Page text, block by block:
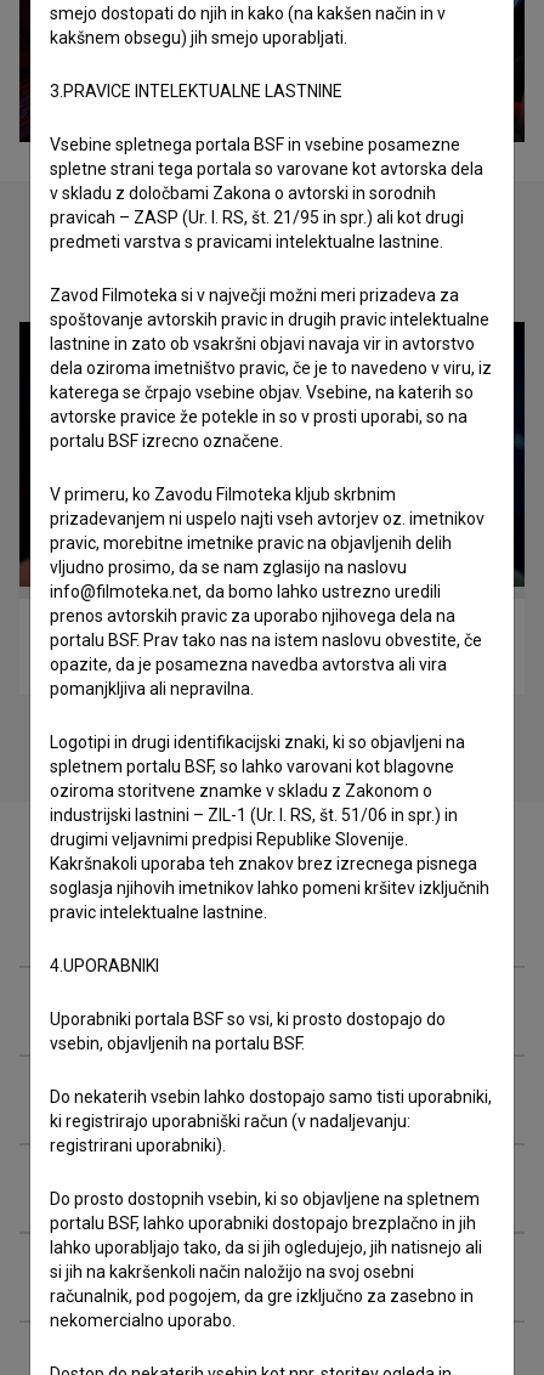
Alternativa (2021)
drama, glasbeni
Zasedba
Ekipa
Organizacije
Glasba
Razširjeni podatki
smejo dostopati do njih in kako (na kakšen način in v
kakšnem obsegu) jih smejo uporabljati.
3.PRAVICE INTELEKTUALNE LASTNINE
Vsebine spletnega portala BSF in vsebine posamezne
spletne strani tega portala so varovane kot avtorska dela
v skladu z določbami Zakona o avtorski in sorodnih
pravicah – ZASP (Ur. l. RS, št. 21/95 in spr.) ali kot drugi
predmeti varstva s pravicami intelektualne lastnine.
Zavod Filmoteka si v največji možni meri prizadeva za
spoštovanje avtorskih pravic in drugih pravic intelektualne
lastnine in zato ob vsakršni objavi navaja vir in avtorstvo
dela oziroma imetništvo pravic, če je to navedeno v viru, iz
katerega se črpajo vsebine objav. Vsebine, na katerih so
avtorske pravice že potekle in so v prosti uporabi, so na
portalu BSF izrecno označene.
V primeru, ko Zavodu Filmoteka kljub skrbnim
prizadevanjem ni uspelo najti vseh avtorjev oz. imetnikov
pravic, morebitne imetnike pravic na objavljenih delih
vljudno prosimo, da se nam zglasijo na naslovu
info@filmoteka.net, da bomo lahko ustrezno uredili
prenos avtorskih pravic za uporabo njihovega dela na
portalu BSF. Prav tako nas na istem naslovu obvestite, če
opazite, da je posamezna navedba avtorstva ali vira
pomanjkljiva ali nepravilna.
Logotipi in drugi identifikacijski znaki, ki so objavljeni na
spletnem portalu BSF, so lahko varovani kot blagovne
oziroma storitvene znamke v skladu z Zakonom o
industrijski lastnini – ZIL-1 (Ur. l. RS, št. 51/06 in spr.) in
drugimi veljavnimi predpisi Republike Slovenije.
Kakršnakoli uporaba teh znakov brez izrecnega pisnega
soglasja njihovih imetnikov lahko pomeni kršitev izključnih
pravic intelektualne lastnine.
4.UPORABNIKI
Uporabniki portala BSF so vsi, ki prosto dostopajo do
vsebin, objavljenih na portalu BSF.
Do nekaterih vsebin lahko dostopajo samo tisti uporabniki,
ki registrirajo uporabniški račun (v nadaljevanju:
registrirani uporabniki).
Do prosto dostopnih vsebin, ki so objavljene na spletnem
portalu BSF, lahko uporabniki dostopajo brezplačno in jih
lahko uporabljajo tako, da si jih ogledujejo, jih natisnejo ali
si jih na kakršenkoli način naložijo na svoj osebni
računalnik, pod pogojem, da gre izključno za zasebno in
nekomercialno uporabo.